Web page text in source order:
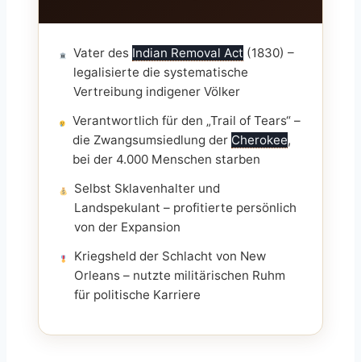
Vater des Indian Removal Act (1830) –
legalisierte die systematische
Vertreibung indigener Völker
Verantwortlich für den „Trail of Tears“ –
die Zwangsumsiedlung der Cherokee,
bei der 4.000 Menschen starben
Selbst Sklavenhalter und
Landspekulant – profitierte persönlich
von der Expansion
Kriegsheld der Schlacht von New
Orleans – nutzte militärischen Ruhm
für politische Karriere